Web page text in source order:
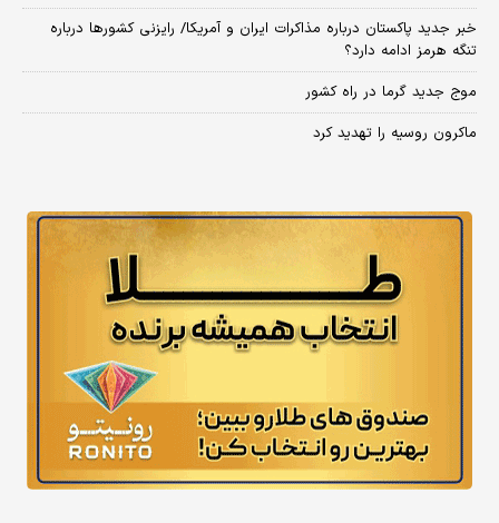
خبر جدید پاکستان درباره مذاکرات ایران و آمریکا/ رایزنی کشورها درباره
تنگه هرمز ادامه دارد؟
موج جدید گرما در راه کشور
ماکرون روسیه را تهدید کرد